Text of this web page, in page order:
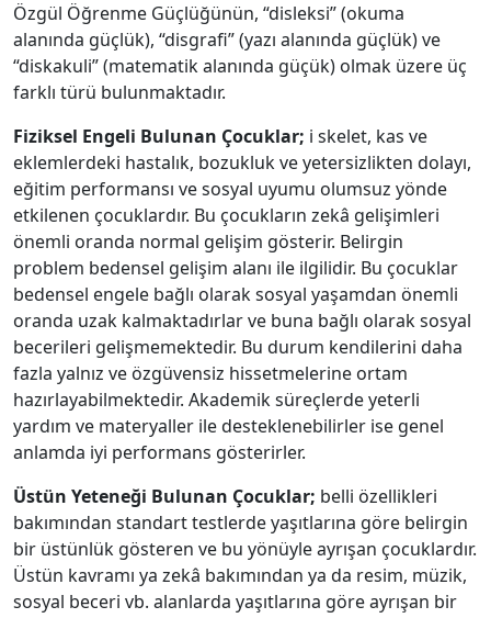
Özgül Öğrenme Güçlüğünün, “disleksi” (okuma
alanında güçlük), “disgrafi” (yazı alanında güçlük) ve
“diskakuli” (matematik alanında güçük) olmak üzere üç
farklı türü bulunmaktadır.
Fiziksel Engeli Bulunan Çocuklar; i skelet, kas ve
eklemlerdeki hastalık, bozukluk ve yetersizlikten dolayı,
eğitim performansı ve sosyal uyumu olumsuz yönde
etkilenen çocuklardır. Bu çocukların zekâ gelişimleri
önemli oranda normal gelişim gösterir. Belirgin
problem bedensel gelişim alanı ile ilgilidir. Bu çocuklar
bedensel engele bağlı olarak sosyal yaşamdan önemli
oranda uzak kalmaktadırlar ve buna bağlı olarak sosyal
becerileri gelişmemektedir. Bu durum kendilerini daha
fazla yalnız ve özgüvensiz hissetmelerine ortam
hazırlayabilmektedir. Akademik süreçlerde yeterli
yardım ve materyaller ile desteklenebilirler ise genel
anlamda iyi performans gösterirler.
Üstün Yeteneği Bulunan Çocuklar; belli özellikleri
bakımından standart testlerde yaşıtlarına göre belirgin
bir üstünlük gösteren ve bu yönüyle ayrışan çocuklardır.
Üstün kavramı ya zekâ bakımından ya da resim, müzik,
sosyal beceri vb. alanlarda yaşıtlarına göre ayrışan bir